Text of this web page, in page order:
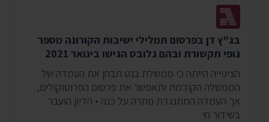
בג"ץ דן בפרסום תמלילי ישיבות הקורונה מספר
גופי תקשורת ובהם גלובס הגישו בינואר 2021
הציפייה הייתה כי ממשלת בנט תבחן את העמדה של
הממשלה הקודמת ותאפשר את פרסום הפרוטוקולים,
אך העמדה המתנגדת נותרה על כנה • הדיון הועבר
בשידור חי